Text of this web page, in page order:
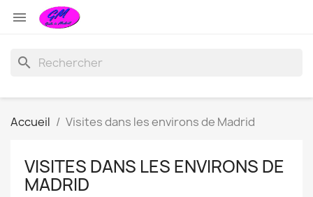

search
Accueil Visites dans les environs de Madrid
VISITES DANS LES ENVIRONS DE
MADRID